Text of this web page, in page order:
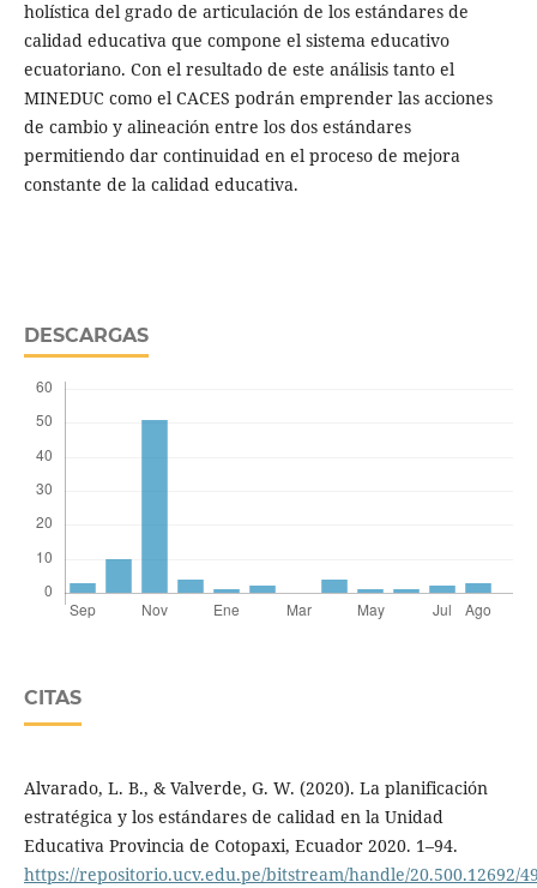
holística del grado de articulación de los estándares de
calidad educativa que compone el sistema educativo
ecuatoriano. Con el resultado de este análisis tanto el
MINEDUC como el CACES podrán emprender las acciones
de cambio y alineación entre los dos estándares
permitiendo dar continuidad en el proceso de mejora
constante de la calidad educativa.
DESCARGAS
CITAS
Alvarado, L. B., & Valverde, G. W. (2020). La planificación
estratégica y los estándares de calidad en la Unidad
Educativa Provincia de Cotopaxi, Ecuador 2020. 1–94.
https://repositorio.ucv.edu.pe/bitstream/handle/20.500.12692/